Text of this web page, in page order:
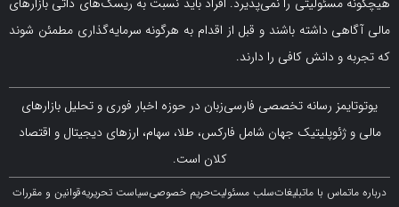
داشته باشند و قبل از اقدام به هرگونه سرمایه‌گذاری مطمئن شوند
دانش کافی را دارند.
رسانه تخصصی فارسی‌زبان در حوزه اخبار فوری و تحلیل بازارهای
جهان شامل فارکس، طلا، سهام، ارزهای دیجیتال و اقتصاد
با ما تبلیغاتسلب مسئولیتحریم خصوصیسیاست تحریریهقوانین و مقررات